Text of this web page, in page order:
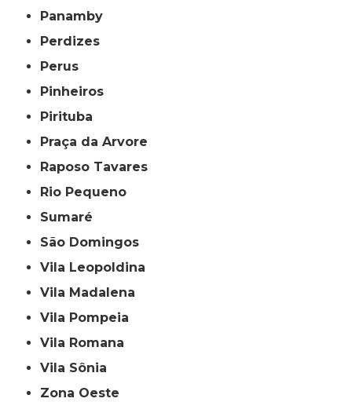
Panamby
Perdizes
Perus
Pinheiros
Pirituba
Praça da Arvore
Raposo Tavares
Rio Pequeno
Sumaré
São Domingos
Vila Leopoldina
Vila Madalena
Vila Pompeia
Vila Romana
Vila Sônia
Zona Oeste